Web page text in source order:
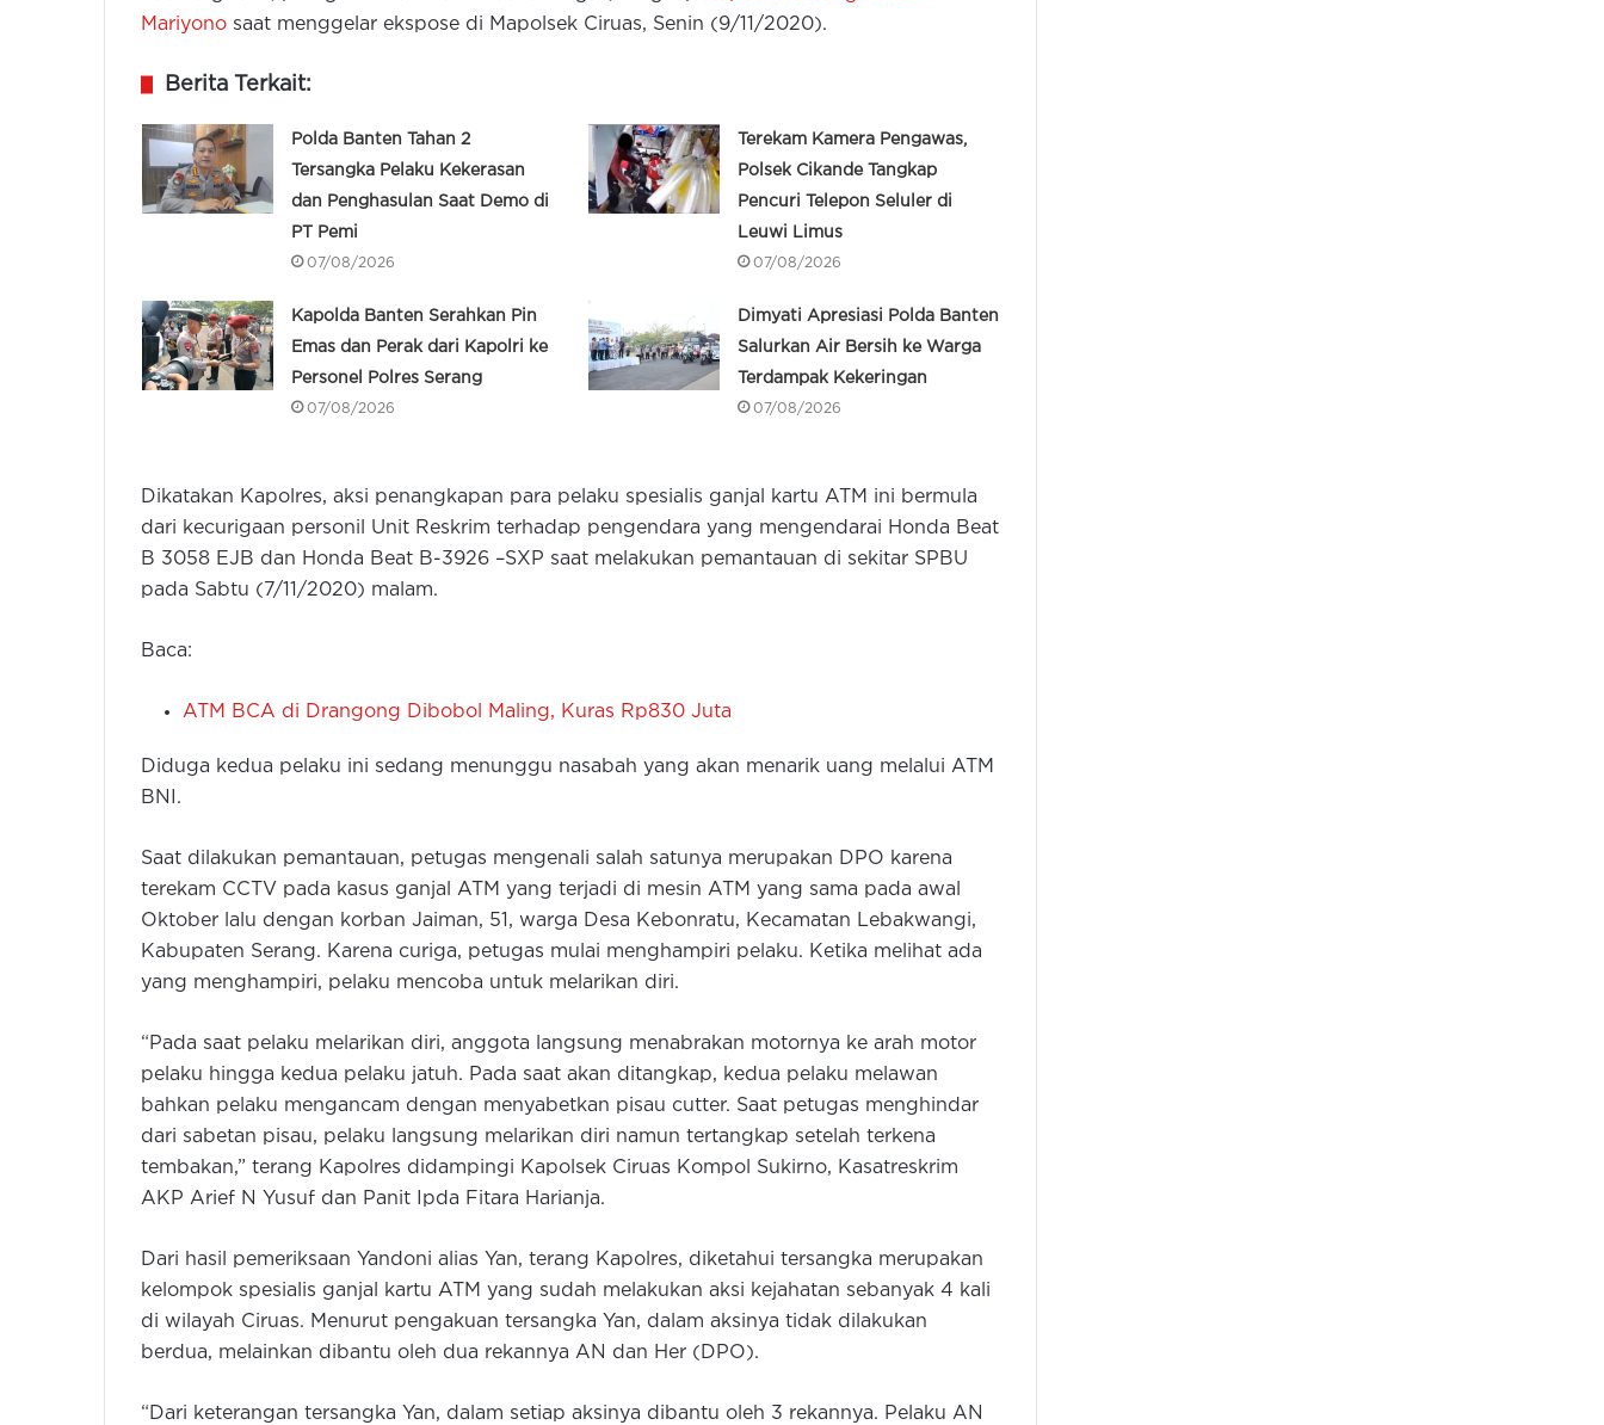
Mariyono saat menggelar ekspose di Mapolsek Ciruas, Senin (9/11/2020).
Berita Terkait:
Polda Banten Tahan 2
Tersangka Pelaku Kekerasan
dan Penghasulan Saat Demo di
PT Pemi
07/08/2026
Terekam Kamera Pengawas,
Polsek Cikande Tangkap
Pencuri Telepon Seluler di
Leuwi Limus
07/08/2026
Kapolda Banten Serahkan Pin
Emas dan Perak dari Kapolri ke
Personel Polres Serang
07/08/2026
Dimyati Apresiasi Polda Banten
Salurkan Air Bersih ke Warga
Terdampak Kekeringan
07/08/2026
Dikatakan Kapolres, aksi penangkapan para pelaku spesialis ganjal kartu ATM ini bermula
dari kecurigaan personil Unit Reskrim terhadap pengendara yang mengendarai Honda Beat
B 3058 EJB dan Honda Beat B-3926 –SXP saat melakukan pemantauan di sekitar SPBU
pada Sabtu (7/11/2020) malam.
Baca:
ATM BCA di Drangong Dibobol Maling, Kuras Rp830 Juta
Diduga kedua pelaku ini sedang menunggu nasabah yang akan menarik uang melalui ATM
BNI.
Saat dilakukan pemantauan, petugas mengenali salah satunya merupakan DPO karena
terekam CCTV pada kasus ganjal ATM yang terjadi di mesin ATM yang sama pada awal
Oktober lalu dengan korban Jaiman, 51, warga Desa Kebonratu, Kecamatan Lebakwangi,
Kabupaten Serang. Karena curiga, petugas mulai menghampiri pelaku. Ketika melihat ada
yang menghampiri, pelaku mencoba untuk melarikan diri.
“Pada saat pelaku melarikan diri, anggota langsung menabrakan motornya ke arah motor
pelaku hingga kedua pelaku jatuh. Pada saat akan ditangkap, kedua pelaku melawan
bahkan pelaku mengancam dengan menyabetkan pisau cutter. Saat petugas menghindar
dari sabetan pisau, pelaku langsung melarikan diri namun tertangkap setelah terkena
tembakan,” terang Kapolres didampingi Kapolsek Ciruas Kompol Sukirno, Kasatreskrim
AKP Arief N Yusuf dan Panit Ipda Fitara Harianja.
Dari hasil pemeriksaan Yandoni alias Yan, terang Kapolres, diketahui tersangka merupakan
kelompok spesialis ganjal kartu ATM yang sudah melakukan aksi kejahatan sebanyak 4 kali
di wilayah Ciruas. Menurut pengakuan tersangka Yan, dalam aksinya tidak dilakukan
berdua, melainkan dibantu oleh dua rekannya AN dan Her (DPO).
“Dari keterangan tersangka Yan, dalam setiap aksinya dibantu oleh 3 rekannya. Pelaku AN